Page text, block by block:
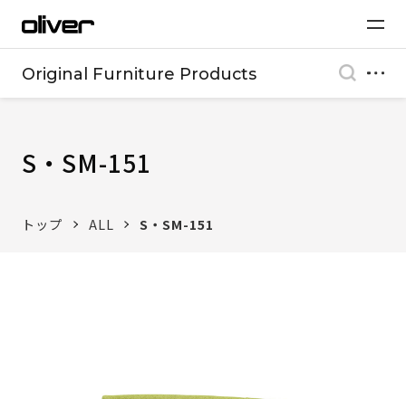
Original Furniture Products
S・SM-151
トップ ALL S・SM-151